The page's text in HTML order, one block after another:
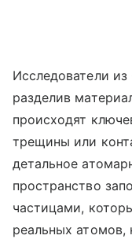
Исследователи из
разделив
происходят
трещины или
детальное
пространство
частицами,
реальных